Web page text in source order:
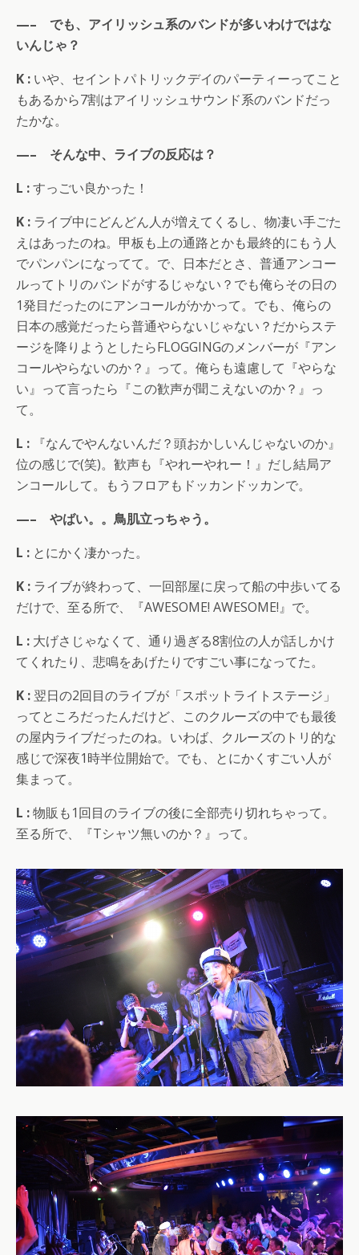
—– でも、アイリッシュ系のバンドが多いわけではな
いんじゃ？
K : いや、セイントパトリックデイのパーティーってこと
もあるから7割はアイリッシュサウンド系のバンドだっ
たかな。
—– そんな中、ライブの反応は？
L :すっごい良かった！
K : ライブ中にどんどん人が増えてくるし、物凄い手ごた
えはあったのね。甲板も上の通路とかも最終的にもう人
でパンパンになってて。で、日本だとさ、普通アンコー
ルってトリのバンドがするじゃない？でも俺らその日の
1発目だったのにアンコールがかかって。でも、俺らの
日本の感覚だったら普通やらないじゃない？だからステ
ージを降りようとしたらFLOGGINGのメンバーが『アン
コールやらないのか？』って。俺らも遠慮して『やらな
い』って言ったら『この歓声が聞こえないのか？』っ
て。
L : 『なんでやんないんだ？頭おかしいんじゃないのか』
位の感じで(笑)。歓声も『やれーやれー！』だし結局ア
ンコールして。もうフロアもドッカンドッカンで。
—– やばい。。鳥肌立っちゃう。
L : とにかく凄かった。
K : ライブが終わって、一回部屋に戻って船の中歩いてる
だけで、至る所で、『AWESOME! AWESOME!』で。
L : 大げさじゃなくて、通り過ぎる8割位の人が話しかけ
てくれたり、悲鳴をあげたりですごい事になってた。
K : 翌日の2回目のライブが「スポットライトステージ」
ってところだったんだけど、このクルーズの中でも最後
の屋内ライブだったのね。いわば、クルーズのトリ的な
感じで深夜1時半位開始で。でも、とにかくすごい人が
集まって。
L :物販も1回目のライブの後に全部売り切れちゃって。
至る所で、『Tシャツ無いのか？』って。